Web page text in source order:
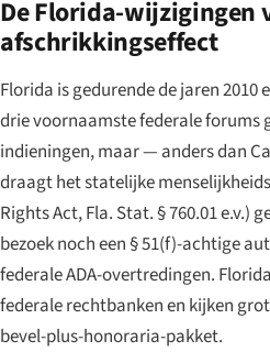
De Florida-wijzigingen
afschrikkingseffect
Florida is gedurende de jaren 2010
drie voornaamste federale forums
indieningen, maar — anders dan
draagt het statelijke
Rights Act, Fla. Stat. § 760.01 e.v.)
bezoek noch een § 51(f)-achtige
federale ADA-overtredingen.
federale rechtbanken en kijken
bevel-plus-honoraria-pakket.